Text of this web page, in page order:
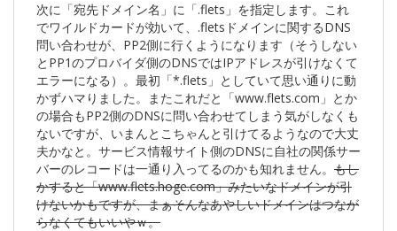
次に「宛先ドメイン名」に「.flets」を指定します。これ
でワイルドカードが効いて、.fletsドメインに関するDNS
問い合わせが、PP2側に行くようになります（そうしない
とPP1のプロバイダ側のDNSではIPアドレスが引けなくて
エラーになる）。最初「*.flets」としていて思い通りに動
かずハマりました。またこれだと「www.flets.com」とか
の場合もPP2側のDNSに問い合わせてしまう気がしなくも
ないですが、いまんとこちゃんと引けてるようなので大丈
夫かなと。サービス情報サイト側のDNSに自社の関係サー
バーのレコードは一通り入ってるのかも知れません。 もし
かすると「www.flets.hoge.com」みたいなドメインが引
けないかもですが、まぁそんなあやしいドメインはつなが
らなくてもいいやｗ。